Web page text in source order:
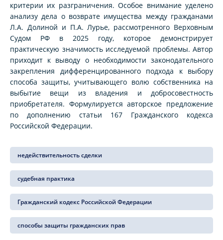
критерии их разграничения. Особое внимание уделено
анализу дела о возврате имущества между гражданами
Л.А. Долиной и П.А. Лурье, рассмотренного Верховным
Судом РФ в 2025 году, которое демонстрирует
практическую значимость исследуемой проблемы. Автор
приходит к выводу о необходимости законодательного
закрепления дифференцированного подхода к выбору
способа защиты, учитывающего волю собственника на
выбытие вещи из владения и добросовестность
приобретателя. Формулируется авторское предложение
по дополнению статьи 167 Гражданского кодекса
Российской Федерации.
недействительность сделки
судебная практика
Гражданский кодекс Российской Федерации
способы защиты гражданских прав